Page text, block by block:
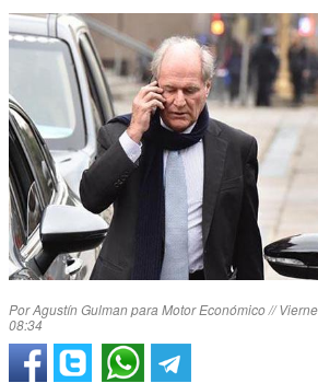
Por Agustín Gulman para Motor Económico //
08:34